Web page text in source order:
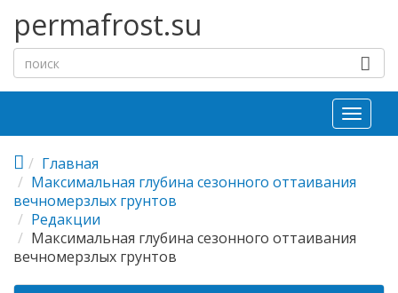
Перейти к основному содержанию
permafrost.su
Toggle
Главная
Максимальная глубина сезонного оттаивания
вечномерзлых грунтов
Редакции
Максимальная глубина сезонного оттаивания
вечномерзлых грунтов